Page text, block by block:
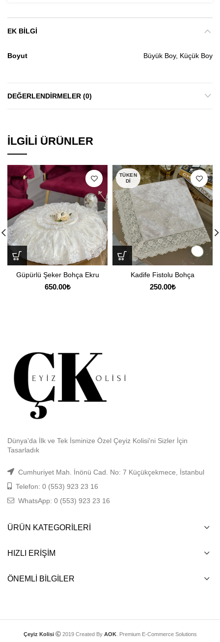
EK BILGI
Boyut Büyük Boy, Küçük Boy
DEĞERLENDIRMELER (0)
İLGILI ÜRÜNLER
Güpürlü Şeker Bohça Ekru
650.00₺
TÜKEN
DI
Kadife Fistolu Bohça
250.00₺
Dünya'da İlk ve Tek İsminize Özel Çeyiz Kolisi'ni Sizler İçin
Tasarladık
Cumhuriyet Mah. İnönü Cad. No: 7 Küçükçekmece, İstanbul
Telefon: 0 (553) 923 23 16
WhatsApp: 0 (553) 923 23 16
ÜRÜN KATEGORILERI
HIZLI ERIŞIM
ÖNEMLI BILGILER
Çeyiz Kolisi 2019 Created By AOK. Premium E-Commerce Solutions